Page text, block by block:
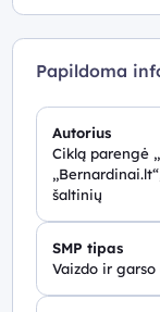
Papildoma
Autorius
Ciklą parengė
šaltinių
SMP tipas
Vaizdo ir